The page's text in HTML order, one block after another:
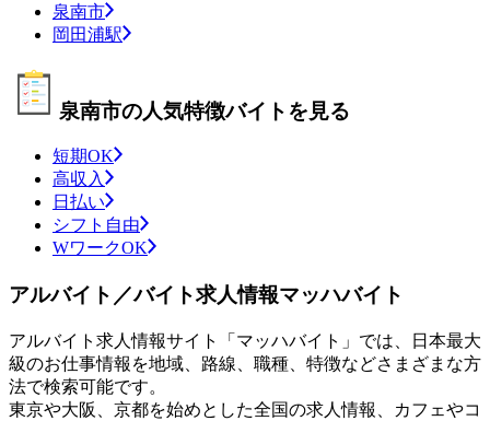
泉南市
岡田浦駅
泉南市の人気特徴バイトを見る
短期OK
高収入
日払い
シフト自由
WワークOK
アルバイト／バイト求人情報マッハバイト
アルバイト求人情報サイト「マッハバイト」では、日本最大
級のお仕事情報を地域、路線、職種、特徴などさまざまな方
法で検索可能です。
東京や大阪、京都を始めとした全国の求人情報、カフェやコ